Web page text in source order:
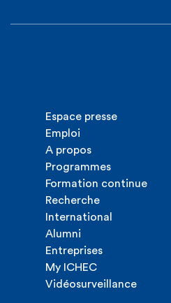
Espace presse
Emploi
A propos
Programmes
Formation continue
Recherche
International
Alumni
Entreprises
My ICHEC
Vidéosurveillance